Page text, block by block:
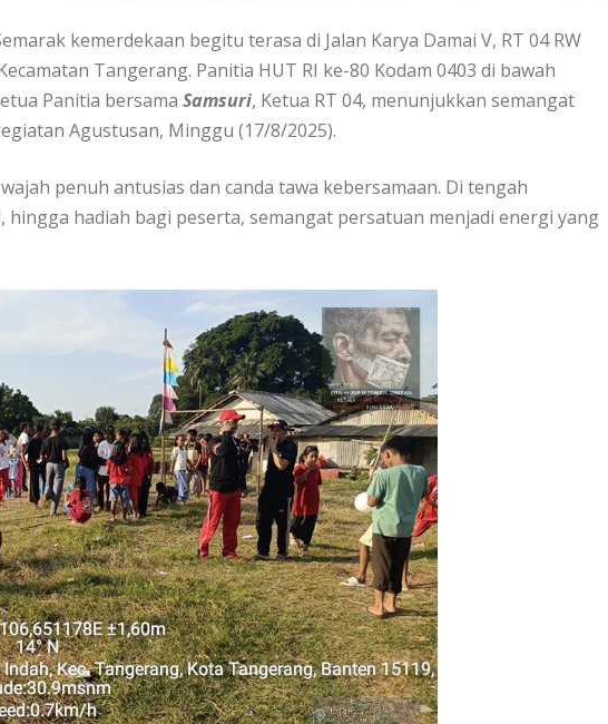
kemerdekaan begitu terasa di Jalan Karya Damai V, RT 04 RW
Tangerang. Panitia HUT RI ke-80 Kodam 0403 di bawah
Panitia bersama Samsuri, Ketua RT 04, menunjukkan semangat
Agustusan, Minggu (17/8/2025).
penuh antusias dan canda tawa kebersamaan. Di tengah
hadiah bagi peserta, semangat persatuan menjadi energi yang